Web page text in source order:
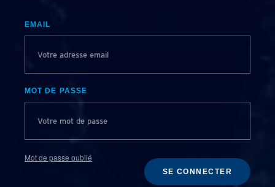
EMAIL
MOT DE PASSE
Mot de passe oublié
SE CONNECTER